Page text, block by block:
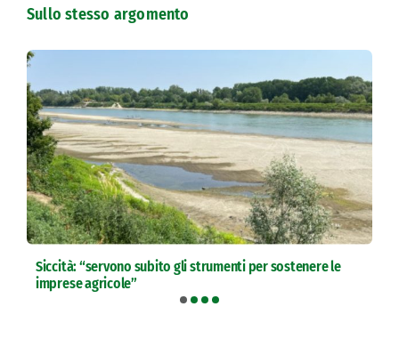
Sullo stesso argomento
Siccità: “servono subito gli strumenti per sostenere le
imprese agricole”